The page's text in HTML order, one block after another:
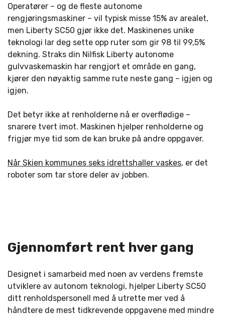
Operatører – og de fleste autonome
rengjøringsmaskiner – vil typisk misse 15% av arealet,
men Liberty SC50 gjør ikke det. Maskinenes unike
teknologi lar deg sette opp ruter som gir 98 til 99,5%
dekning. Straks din Nilfisk Liberty autonome
gulvvaskemaskin har rengjort et område en gang,
kjører den nøyaktig samme rute neste gang – igjen og
igjen.
Det betyr ikke at renholderne nå er overflødige –
snarere tvert imot. Maskinen hjelper renholderne og
frigjør mye tid som de kan bruke på andre oppgaver.
Når Skien kommunes seks idrettshaller vaskes, er det
roboter som tar store deler av jobben.
Gjennomført rent hver gang
Designet i samarbeid med noen av verdens fremste
utviklere av autonom teknologi, hjelper Liberty SC50
ditt renholdspersonell med å utrette mer ved å
håndtere de mest tidkrevende oppgavene med mindre